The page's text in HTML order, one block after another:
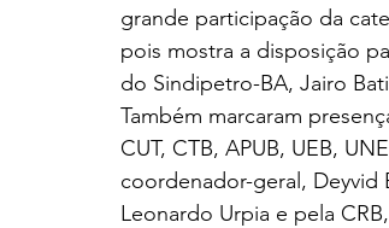
grande participação da
pois mostra a disposição
do Sindipetro-BA, Jairo
Também marcaram
CUT, CTB, APUB, UEB,
coordenador-geral, Deyvid
Leonardo Urpia e pela